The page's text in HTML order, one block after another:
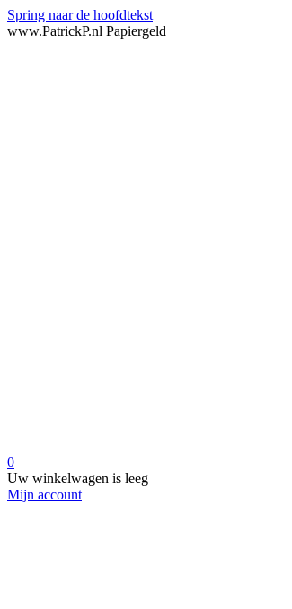
Spring naar de hoofdtekst
www.PatrickP.nl Papiergeld
0
Uw winkelwagen is leeg
Mijn account